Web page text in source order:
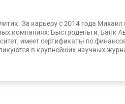
За карьеру с 2014 года
компаниях: Быстроденьги, Банк
имеет сертификаты по
в крупнейших научных